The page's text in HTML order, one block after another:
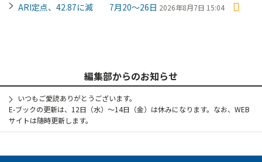
ARI定点、42.87に減 7月20～26日 2026年8月7日 15:04
編集部からのお知らせ
いつもご愛読ありがとうございます。
E-ブックの更新は、12日（水）～14日（金）は休みになります。なお、WEB
サイトは随時更新します。